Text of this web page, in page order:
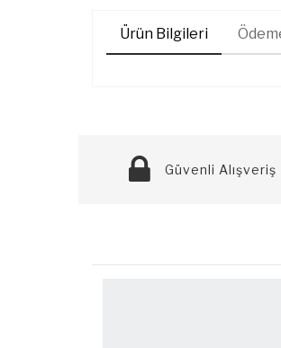
Ürün Bilgileri
Güvenli Alışveriş